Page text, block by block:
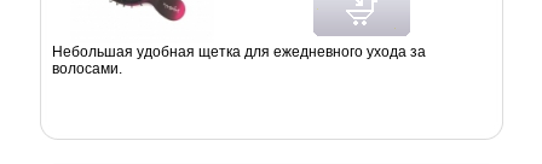
Небольшая удобная щетка для ежедневного ухода за
волосами.